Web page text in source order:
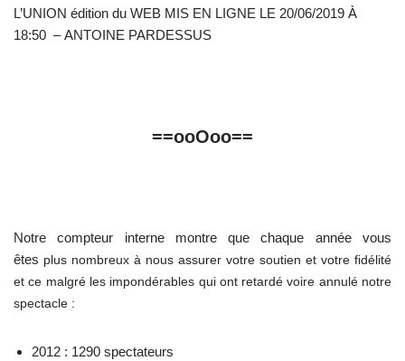
L’UNION édition du WEB MIS EN LIGNE LE 20/06/2019 À
18:50 – ANTOINE PARDESSUS
==ooOoo==
Notre compteur interne montre que chaque année vous
êtes plus nombreux à nous assurer votre soutien et votre fidélité
et ce malgré les impondérables qui ont retardé voire annulé notre
spectacle :
2012 : 1290 spectateurs